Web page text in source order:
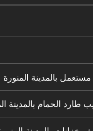
بالمدينة المنورة
طارد الحمام بالمدينة